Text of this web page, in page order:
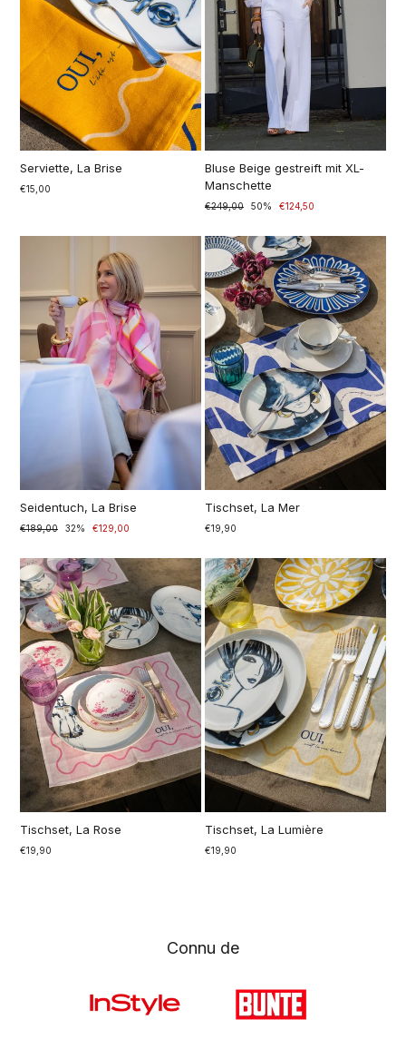
Serviette, La Brise
€15,00
Bluse Beige gestreift mit XL-
Manschette
Prezzo
€249,00
Prezzo
50% €124,50
Seidentuch, La Brise
Prezzo
€189,00
Prezzo
32% €129,00
Tischset, La Mer
€19,90
Tischset, La Rose
€19,90
Tischset, La Lumière
€19,90
Connu de